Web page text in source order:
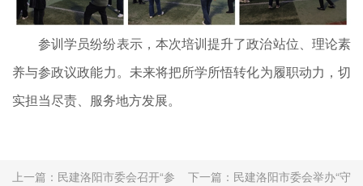
参训学员纷纷表示，本次培训提升了政治站位、理论素
养与参政议政能力。未来将把所学所悟转化为履职动力，切
实担当尽责、服务地方发展。
上一篇： 民建洛阳市委会召开“参
下一篇： 民建洛阳市委会举办“守